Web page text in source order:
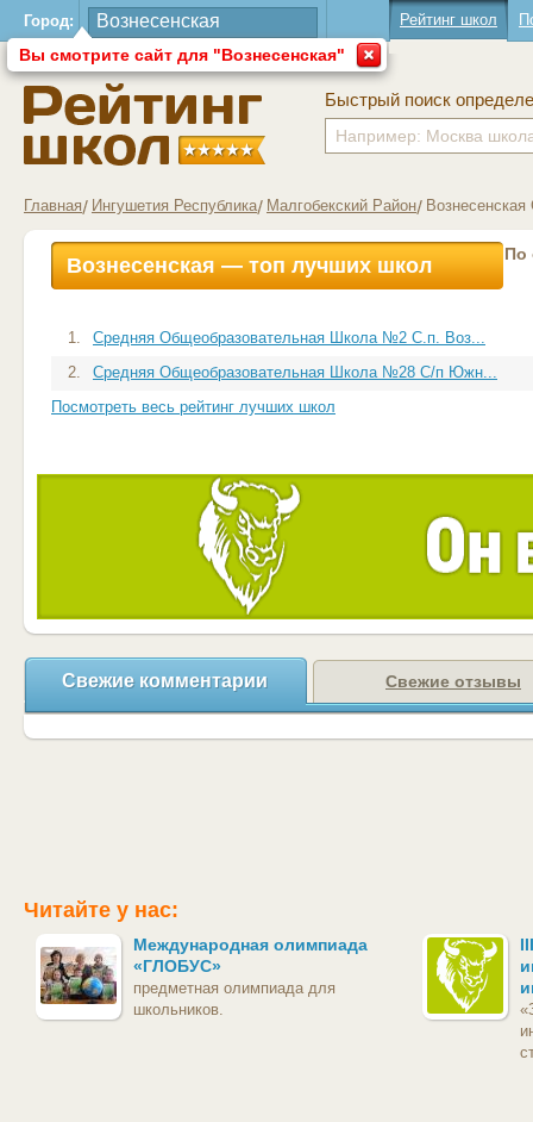
Город:
Вы смотрите сайт для "Вознесенская"
Рейтинг школ
Быстрый поиск
Главная Ингушетия Республика Малгобекский Район Вознесенская
Вознесенская — топ лучших школ По
1.
Средняя Общеобразовательная Школа №2 С.п. Воз...
2.
Средняя Общеобразовательная Школа №28 С/п Южн...
Посмотреть весь рейтинг лучших школ
Свежие комментарии Свежие отзывы
Читайте у нас:
Международная олимпиада
«ГЛОБУС»
предметная олимпиада для
школьников.